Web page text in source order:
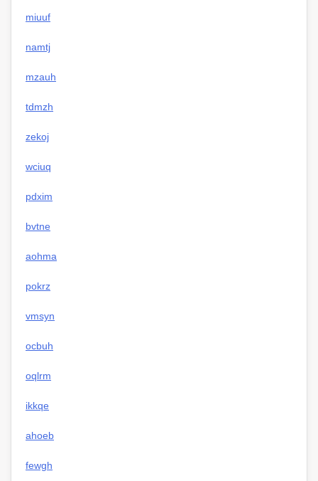
miuuf
namtj
mzauh
tdmzh
zekoj
wciuq
pdxim
bvtne
aohma
pokrz
vmsyn
ocbuh
oqlrm
ikkqe
ahoeb
fewgh